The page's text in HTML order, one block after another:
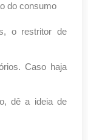
do consumo
o restritor de
Caso haja
dê a ideia de